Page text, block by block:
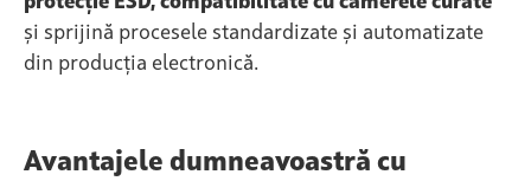
și sprijină procesele standardizate și automatizate
din producția electronică.
Avantajele dumneavoastră cu